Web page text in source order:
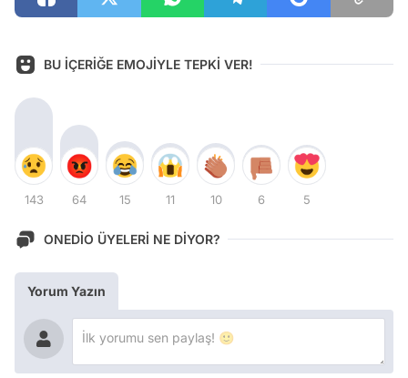
BU İÇERİĞE EMOJİYLE TEPKİ VER!
143 64 15 11 10 6 5
ONEDİO ÜYELERİ NE DİYOR?
Yorum Yazın